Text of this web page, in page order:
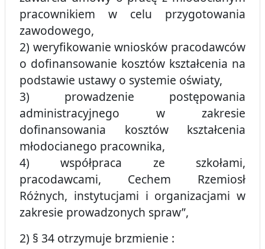
pracownikiem w celu przygotowania
zawodowego,
2) weryfikowanie wniosków pracodawców
o dofinansowanie kosztów kształcenia na
podstawie ustawy o systemie oświaty,
3) prowadzenie postępowania
administracyjnego w zakresie
dofinansowania kosztów kształcenia
młodocianego pracownika,
4) współpraca ze szkołami,
pracodawcami, Cechem Rzemiosł
Różnych, instytucjami i organizacjami w
zakresie prowadzonych spraw”,
2) § 34 otrzymuje brzmienie :